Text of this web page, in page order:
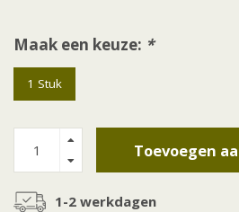
Maak een keuze: *
1 Stuk
Toevoegen
1-2 werkdagen